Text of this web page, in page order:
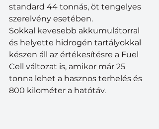
standard 44 tonnás, öt tengelyes
szerelvény esetében.
Sokkal kevesebb akkumulátorral
és helyette hidrogén tartályokkal
készen áll az értékesítésre a Fuel
Cell változat is, amikor már 25
tonna lehet a hasznos terhelés és
800 kilométer a hatótáv.